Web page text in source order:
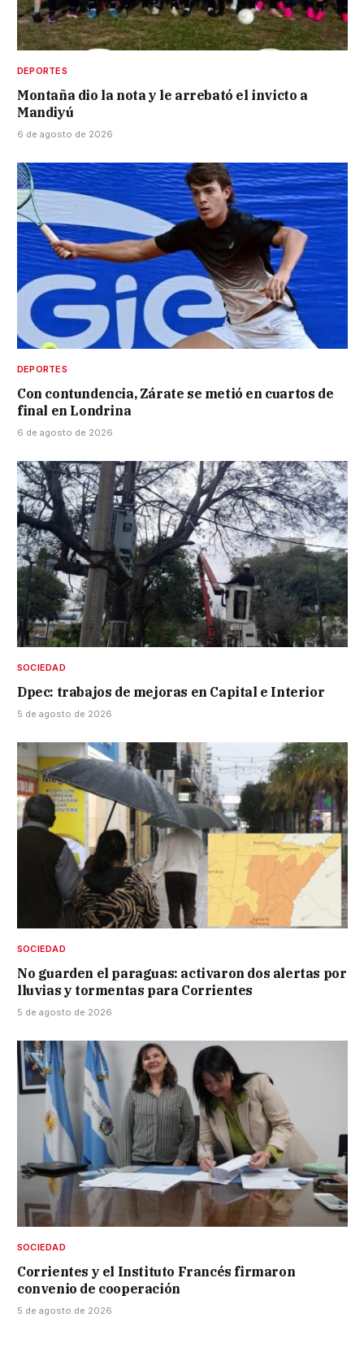
DEPORTES
Montaña dio la nota y le arrebató el invicto a
Mandiyú
6 de agosto de 2026
DEPORTES
Con contundencia, Zárate se metió en cuartos de
final en Londrina
6 de agosto de 2026
SOCIEDAD
Dpec: trabajos de mejoras en Capital e Interior
5 de agosto de 2026
SOCIEDAD
No guarden el paraguas: activaron dos alertas por
lluvias y tormentas para Corrientes
5 de agosto de 2026
SOCIEDAD
Corrientes y el Instituto Francés firmaron
convenio de cooperación
5 de agosto de 2026